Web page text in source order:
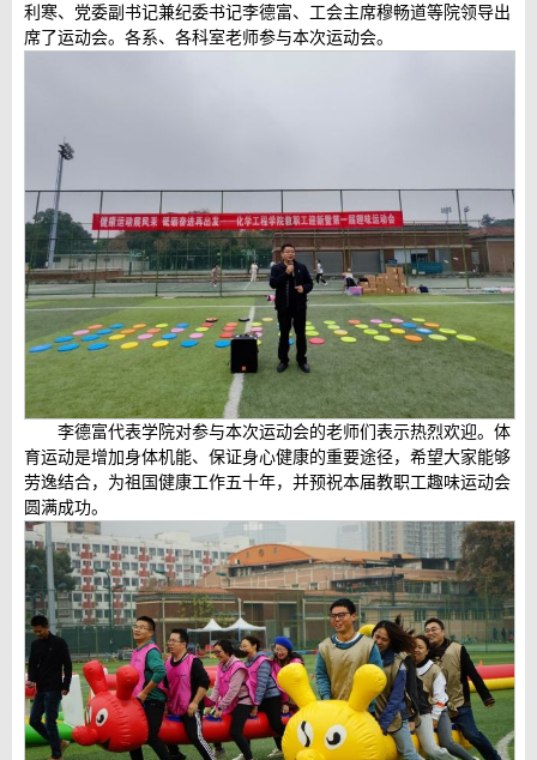
利寒、党委副书记兼纪委书记李德富、工会主席穆畅道等院领导出
席了运动会。各系、各科室老师参与本次运动会。
李德富代表学院对参与本次运动会的老师们表示热烈欢迎。体
育运动是增加身体机能、保证身心健康的重要途径，希望大家能够
劳逸结合，为祖国健康工作五十年，并预祝本届教职工趣味运动会
圆满成功。